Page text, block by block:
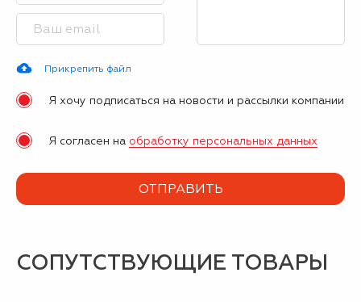
Прикрепить файл
Я хочу подписаться на новости и рассылки компании
Я согласен на обработку персональных данных
СОПУТСТВУЮЩИЕ ТОВАРЫ